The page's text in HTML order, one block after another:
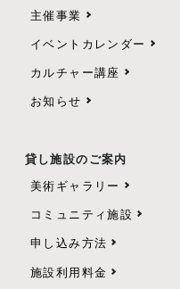
主催事業
イベントカレンダー
カルチャー講座
お知らせ
貸し施設のご案内
美術ギャラリー
コミュニティ施設
申し込み方法
施設利用料金